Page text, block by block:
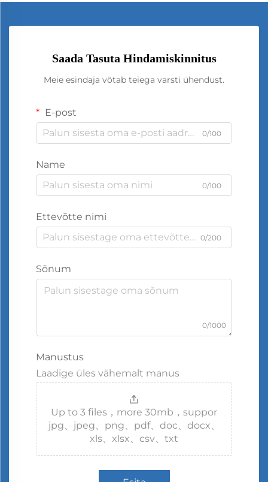
Saada Tasuta Hindamiskinnitus
Meie esindaja võtab teiega varsti ühendust.
E-post
0/100
Name
0/100
Ettevõtte nimi
0/200
Sõnum
0/1000
Manustus
Laadige üles vähemalt manus
Up to 3 files，more 30mb，suppor
jpg、jpeg、png、pdf、doc、docx、
xls、xlsx、csv、txt